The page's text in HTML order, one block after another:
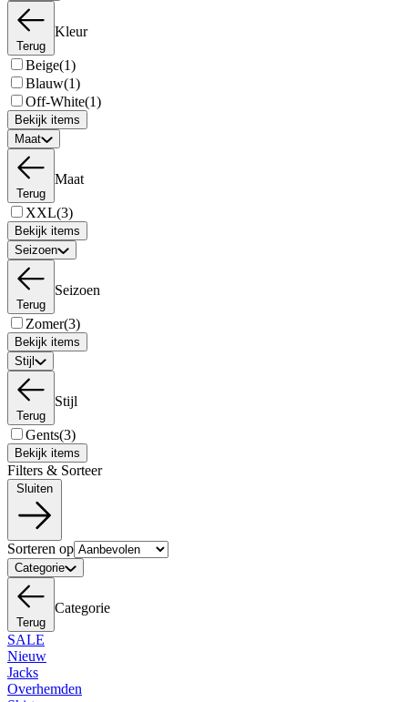
Terug
Kleur
Beige(1)
Blauw(1)
Off-White(1)
Bekijk items
Maat
Terug
Maat
XXL(3)
Bekijk items
Seizoen
Terug
Seizoen
Zomer(3)
Bekijk items
Stijl
Terug
Stijl
Gents(3)
Bekijk items
Filters & Sorteer
Sorteren op
Categorie
Terug
Categorie
SALE
Nieuw
Jacks
Overhemden